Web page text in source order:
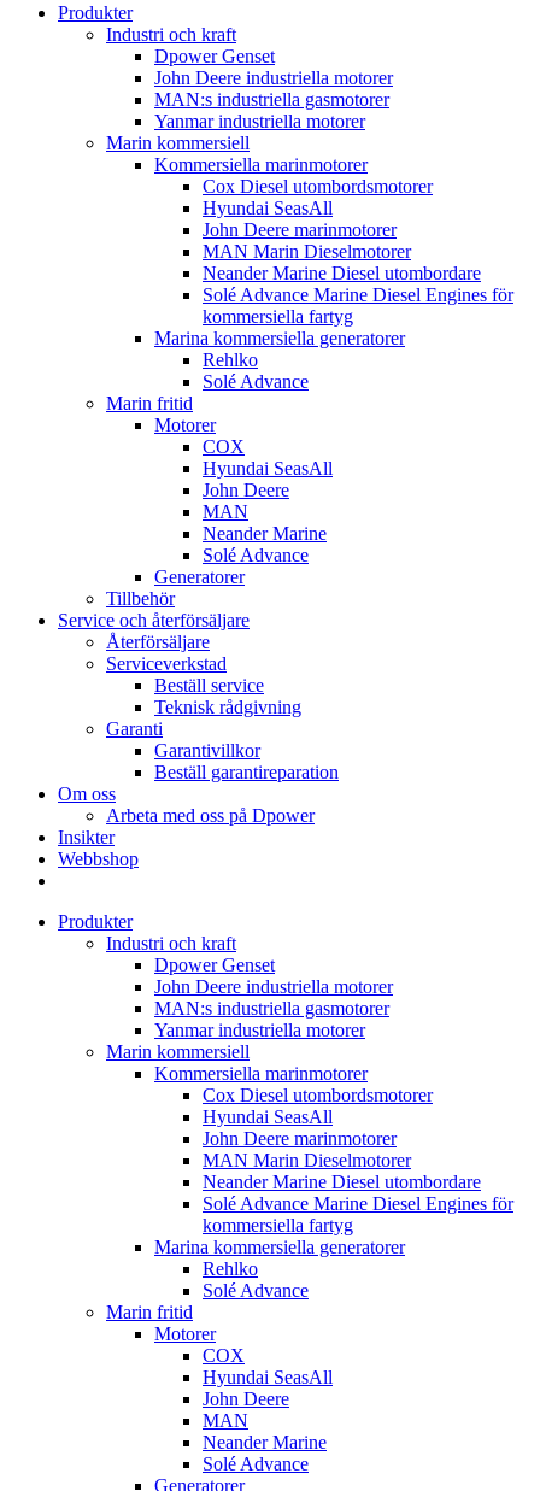
Produkter
Industri och kraft
Dpower Genset
John Deere industriella motorer
MAN:s industriella gasmotorer
Yanmar industriella motorer
Marin kommersiell
Kommersiella marinmotorer
Cox Diesel utombordsmotorer
Hyundai SeasAll
John Deere marinmotorer
MAN Marin Dieselmotorer
Neander Marine Diesel utombordare
Solé Advance Marine Diesel Engines för
kommersiella fartyg
Marina kommersiella generatorer
Rehlko
Solé Advance
Marin fritid
Motorer
COX
Hyundai SeasAll
John Deere
MAN
Neander Marine
Solé Advance
Generatorer
Tillbehör
Service och återförsäljare
Återförsäljare
Serviceverkstad
Beställ service
Teknisk rådgivning
Garanti
Garantivillkor
Beställ garantireparation
Om oss
Arbeta med oss på Dpower
Insikter
Webbshop
Produkter
Industri och kraft
Dpower Genset
John Deere industriella motorer
MAN:s industriella gasmotorer
Yanmar industriella motorer
Marin kommersiell
Kommersiella marinmotorer
Cox Diesel utombordsmotorer
Hyundai SeasAll
John Deere marinmotorer
MAN Marin Dieselmotorer
Neander Marine Diesel utombordare
Solé Advance Marine Diesel Engines för
kommersiella fartyg
Marina kommersiella generatorer
Rehlko
Solé Advance
Marin fritid
Motorer
COX
Hyundai SeasAll
John Deere
MAN
Neander Marine
Solé Advance
Generatorer